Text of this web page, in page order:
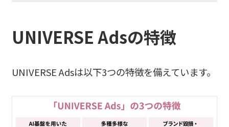
UNIVERSE Adsの特徴
UNIVERSE Adsは以下3つの特徴を備えています。